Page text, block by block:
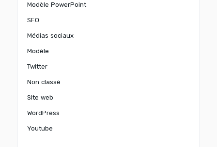
Modèle PowerPoint
SEO
Médias sociaux
Modèle
Twitter
Non classé
Site web
WordPress
Youtube